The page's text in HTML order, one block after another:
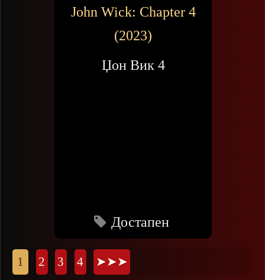
John Wick: Chapter 4
(2023)
Џон Вик 4
Достапен
Страници
1 2 3 4 ➤➤➤